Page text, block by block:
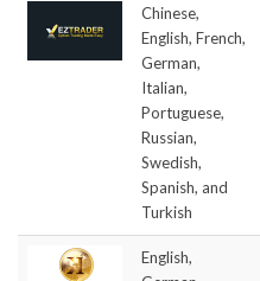
Chinese,
English, French,
German,
Italian,
Portuguese,
Russian,
Swedish,
Spanish, and
Turkish
English,